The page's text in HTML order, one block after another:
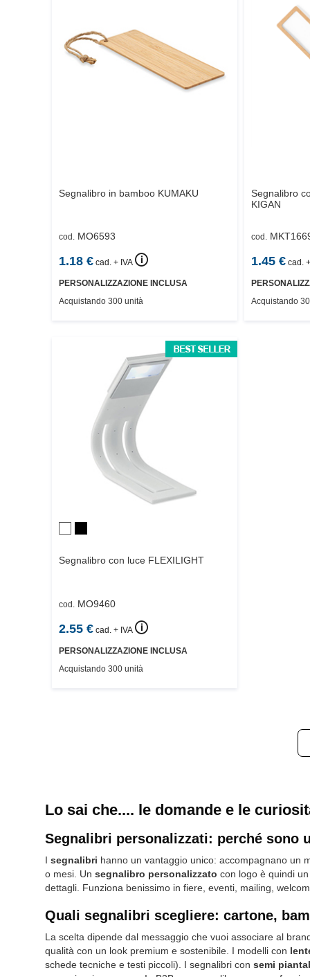
Segnalibro in bamboo KUMAKU
cod. MO6593
1.18 € cad. + IVA 🛈
PERSONALIZZAZIONE INCLUSA
Acquistando 300 unità
Segnalibro
KIGAN
cod.
1.45€ cad.
Acquistando
Segnalibro con luce FLEXILIGHT
cod. MO9460
2.55 € cad. + IVA 🛈
PERSONALIZZAZIONE INCLUSA
Acquistando 300 unità
Lo sai che.... le domande e le
Segnalibri personalizzati: perché sono
I segnalibri hanno un vantaggio unico: accompagnano un
o mesi. Un segnalibro personalizzato con logo è quindi
dettagli. Funziona benissimo in fiere, eventi, mailing,
Quali segnalibri scegliere: cartone,
La scelta dipende dal messaggio che vuoi associare al
qualità con un look premium e sostenibile. I modelli con
schede tecniche e testi piccoli). I segnalibri con semi